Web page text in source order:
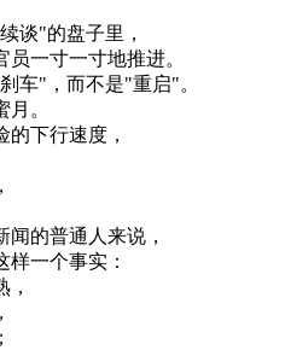
谈"的盘子里 ，
员一寸一寸地推进。
刹 车" ， 而不是"重启"。
月 。
的下行速度 ，
，
闻的普通 人来说 ，
样一个事实 ：
，
，
；